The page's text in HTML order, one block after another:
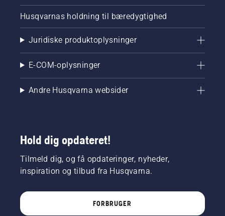
Husqvarnas holdning til bæredygtighed
Juridiske produktoplysninger
E-COM-oplysninger
Andre Husqvarna websider
Hold dig opdateret!
Tilmeld dig, og få opdateringer, nyheder,
inspiration og tilbud fra Husqvarna.
FORBRUGER